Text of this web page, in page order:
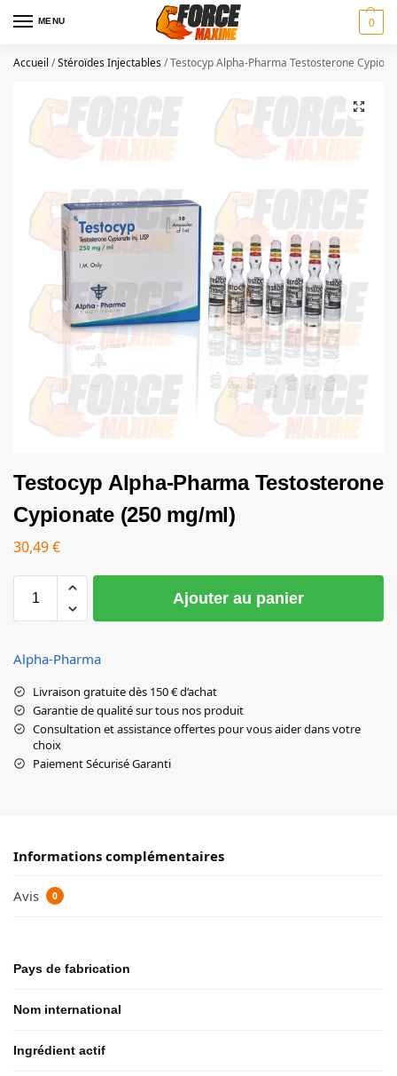
MENU 0
Accueil /Stéroïdes Injectables/Testocyp Alpha-Pharma Testosterone
Testocyp Alpha-Pharma Testosterone
Cypionate (250 mg/ml)
30,49€
Ajouter au panier
Alpha-Pharma
Livraison gratuite dès 150 € d’achat
Garantie de qualité sur tous nos produit
Consultation et assistance offertes pour vous aider dans votre
choix
Paiement Sécurisé Garanti
Informations complémentaires
Avis 0
Pays de fabrication
Nom international
Ingrédient actif